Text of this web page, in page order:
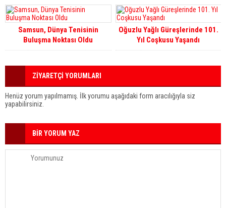
Samsun, Dünya Tenisinin
Buluşma Noktası Oldu
Oğuzlu Yağlı Güreşlerinde 101.
Yıl Coşkusu Yaşandı
ZİYARETÇİ YORUMLARI
Henüz yorum yapılmamış. İlk yorumu aşağıdaki form aracılığıyla siz
yapabilirsiniz.
BİR YORUM YAZ